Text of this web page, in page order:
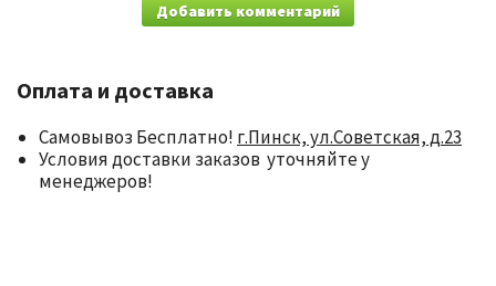
Добавить комментарий
Оплата и доставка
Самовывоз Бесплатно! г.Пинск, ул.Советская, д.23
Условия доставки заказов уточняйте у
менеджеров!